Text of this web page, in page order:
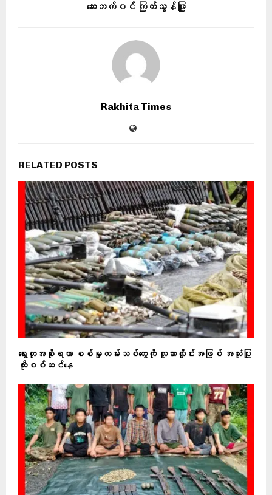
ဆေးဘက်ဝင် ကြက်သွန်ဖြူ
Rakhita Times
RELATED POSTS
ရွေးတုအစိုးရဟာ စစ်မှုထမ်းသစ်တွေကို လူသားလှိုင်းအဖြစ် အသုံးပြု
ထိုးစစ်ဆင်နေ